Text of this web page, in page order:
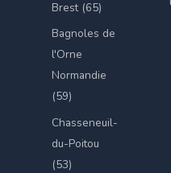
Brest (65)
Bagnoles de
l'Orne
Normandie
(59)
Chasseneuil-
du-Poitou
(53)